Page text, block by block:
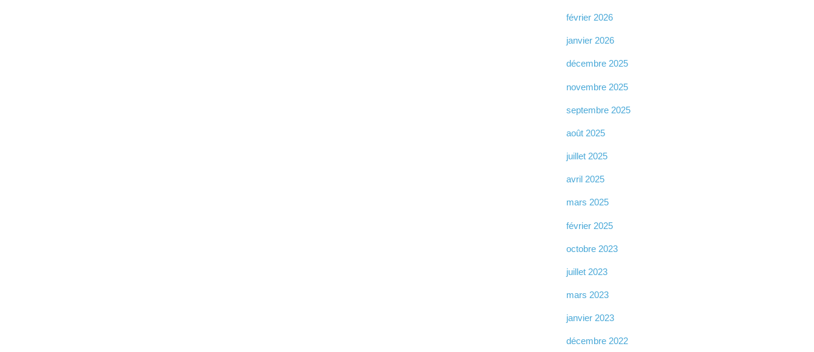
février 2026
janvier 2026
décembre 2025
novembre 2025
septembre 2025
août 2025
juillet 2025
avril 2025
mars 2025
février 2025
octobre 2023
juillet 2023
mars 2023
janvier 2023
décembre 2022